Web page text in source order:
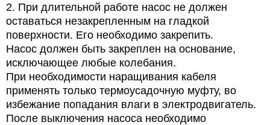
2. При длительной работе насос не должен
оставаться незакрепленным на гладкой
поверхности. Его необходимо закрепить.
Насос должен быть закреплен на основание,
исключающее любые колебания.
При необходимости наращивания кабеля
применять только термоусадочную муфту, во
избежание попадания влаги в электродвигатель.
После выключения насоса необходимо